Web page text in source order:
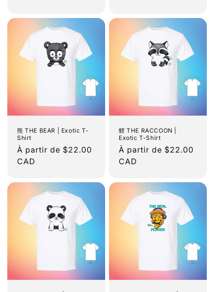
熊 THE BEAR | Exotic T-
Shirt
Prix
habituel
À partir de $22.00
CAD
貍 THE RACCOON |
Exotic T-Shirt
Prix
habituel
À partir de $22.00
CAD